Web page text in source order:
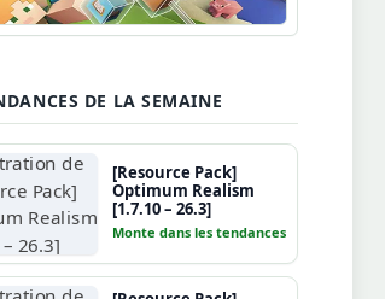
DE LA SEMAINE
[Resource Pack]
Optimum Realism
[1.7.10 – 26.3]
Monte dans les tendances